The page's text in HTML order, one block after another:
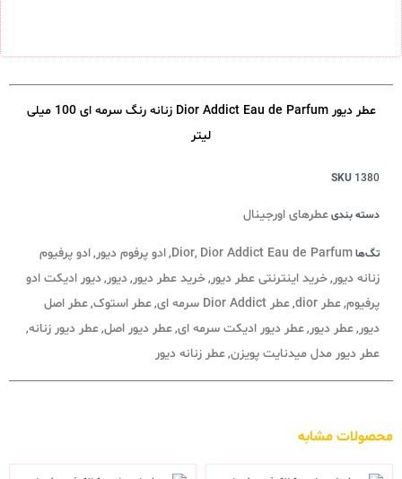
عطر دیور Dior Addict Eau de Parfum زنانه رنگ سرمه ای 100 میلی
لیتر
SKU 1380
دسته بندیعطرهای اورجینال
تگ‌ها Dior, Dior Addict Eau de Parfum
,ادو پرفوم دیور,ادو پرفیوم
زنانه دیور,خرید اینترنتی عطر دیور,خرید عطر دیور,دیور,دیور ادیکت ادو
پرفیوم,عطر dior ,عطر Dior Addict سرمه ای ,عطر استوک,عطر اصل
دیور,عطر دیور,عطر دیور ادیکت سرمه ای,عطر دیور اصل,عطر دیور زنانه,
عطر دیور مدل میدنایت پویزن,عطر زنانه دیور
محصولات مشابه